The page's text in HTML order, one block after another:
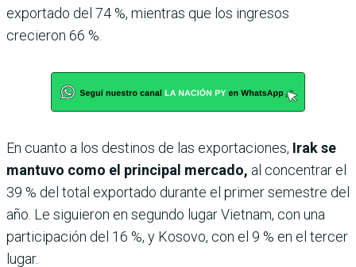
exportado del 74 %, mientras que los ingresos
crecieron 66 %.
En cuanto a los destinos de las exportaciones, Irak se
mantuvo como el principal mercado, al concentrar el
39 % del total exportado durante el primer semestre del
año. Le siguieron en segundo lugar Vietnam, con una
participación del 16 %, y Kosovo, con el 9 % en el tercer
lugar.